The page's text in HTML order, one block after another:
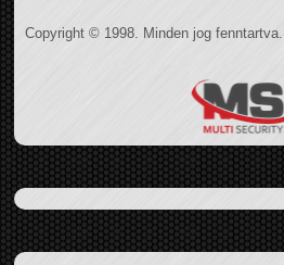
Copyright © 1998. Minden jog fenntartva.